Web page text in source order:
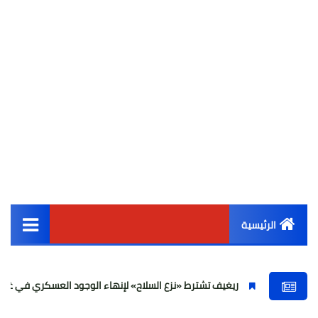
الرئيسية
أخبار مصر
ريغيف تشترط «نزع السلاح» لإنهاء الوجود العسكري في غزة ولبنان